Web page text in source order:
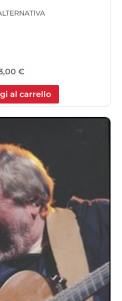
€
al carrello